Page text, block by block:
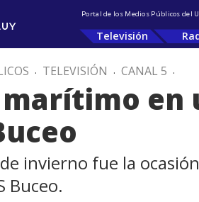
Portal de los Medios Públicos del
Televisión
. TELEVISIÓN . CANAL 5 .
marítimo
invierno fue la
Buceo.